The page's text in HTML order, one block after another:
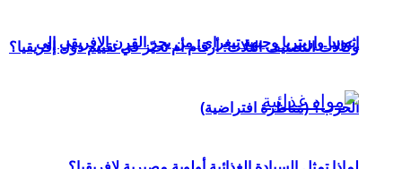
إثيوبيا وإريتريا وجبهة تيغراي: من يجر القرن الإفريقي إلى
الحرب؟ (مناظرة افتراضية)
وكالات التصنيف الثلاث: أرقام أم تحيّز في تقييم دول إفريقيا؟